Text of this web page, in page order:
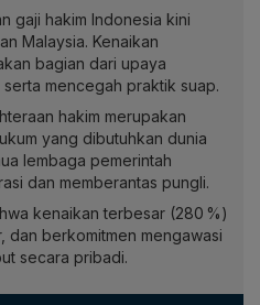
gaji hakim Indonesia kini
Malaysia. Kenaikan
bagian dari upaya
mencegah praktik suap.
hakim merupakan
yang dibutuhkan dunia
lembaga pemerintah
dan memberantas pungli.
kenaikan terbesar (280 %)
dan berkomitmen mengawasi
secara pribadi.